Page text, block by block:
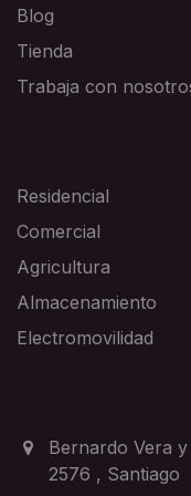
Blog
Tienda
Trabaja con
Residencial
Comercial
Agricultura
Almacenamiento
Electromovilidad
Bernardo Vera
2576 , Santiago